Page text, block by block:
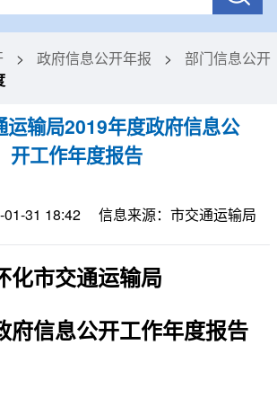
> 政府信息公开年报 >
部门信息公开
运输局2019年度政府信息公
开工作年度报告
31 18:42 信息来源：市交通运输局
化市交通运输局
府信息公开工作年度报告